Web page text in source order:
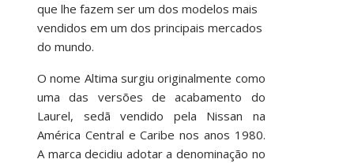
que lhe fazem ser um dos modelos mais
vendidos em um dos principais mercados
do mundo.
O nome Altima surgiu originalmente como
uma das versões de acabamento do
Laurel, sedã vendido pela Nissan na
América Central e Caribe nos anos 1980.
A marca decidiu adotar a denominação no